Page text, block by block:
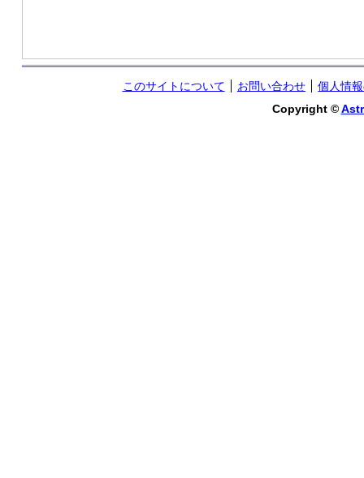
このサイトについて お問い合わせ
個人情
Copyright ©